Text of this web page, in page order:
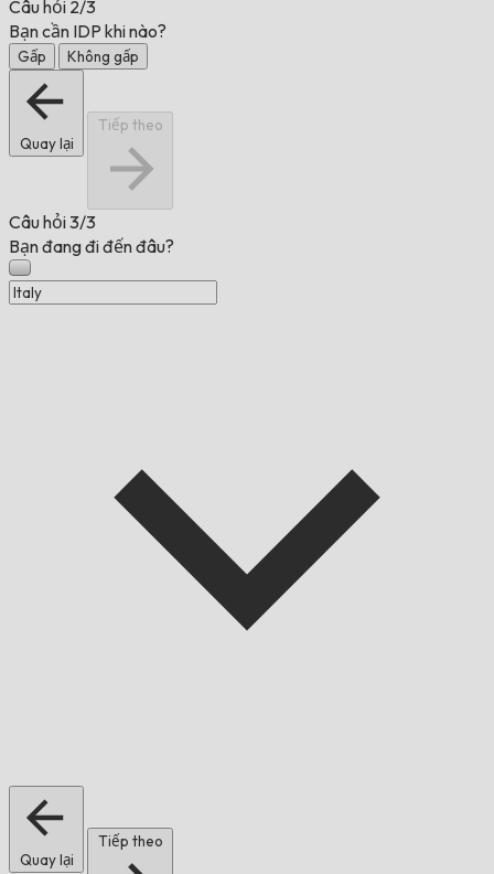
Câu hỏi 2/3
Bạn cần IDP khi nào?
Gấp Không gấp
Quay lại
Tiếp theo
Câu hỏi3/3
Bạn đang đi đến đâu?
Quay lại
Tiếp theo